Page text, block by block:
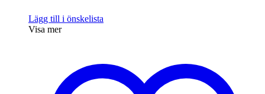
Lägg till i önskelista
Visa mer